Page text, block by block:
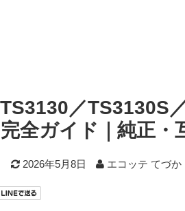
／TS3130S
全ガイド｜純正・
2026年5月8日 エコッテ てづか